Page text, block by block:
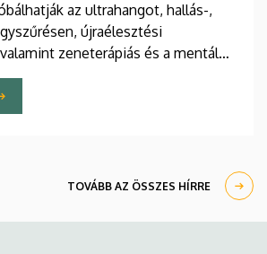
az ultrahangot, hallás-,
újraélesztési
zeneterápiás és a mentális
prevenciós foglalkozásokon
a július 22-én kezdődő Campus
Egyetem Klinikai
felállított faházaknál, illetve a
TOVÁBB AZ ÖSSZES HÍRRE